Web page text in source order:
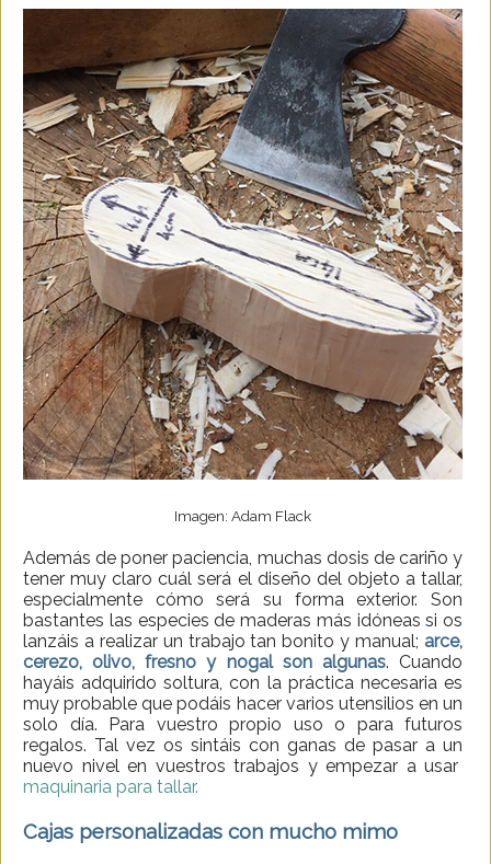
Imagen: Adam Flack
Además de poner paciencia, muchas dosis de cariño y
tener muy claro cuál será el diseño del objeto a tallar,
especialmente cómo será su forma exterior. Son
bastantes las especies de maderas más idóneas si os
lanzáis a realizar un trabajo tan bonito y manual; arce,
cerezo, olivo, fresno y nogal son algunas. Cuando
hayáis adquirido soltura, con la práctica necesaria es
muy probable que podáis hacer varios utensilios en un
solo día. Para vuestro propio uso o para futuros
regalos. Tal vez os sintáis con ganas de pasar a un
nuevo nivel en vuestros trabajos y empezar a usar
maquinaria para tallar.
Cajas personalizadas con mucho mimo